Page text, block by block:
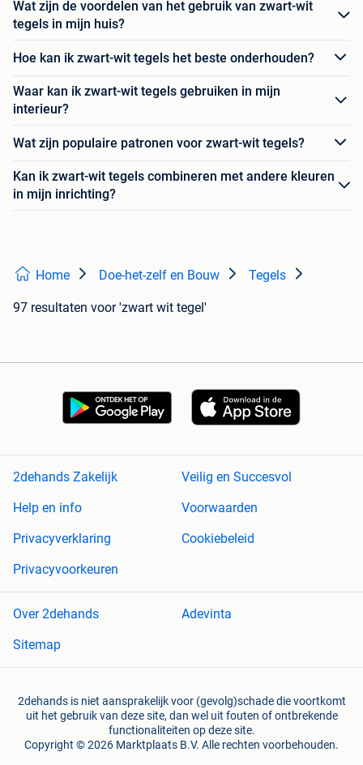
Wat zijn de voordelen van het gebruik van zwart-wit
tegels in mijn huis?
Hoe kan ik zwart-wit tegels het beste onderhouden?
Waar kan ik zwart-wit tegels gebruiken in mijn
interieur?
Wat zijn populaire patronen voor zwart-wit tegels?
Kan ik zwart-wit tegels combineren met andere kleuren
in mijn inrichting?
Home Doe-het-zelf en Bouw Tegels
97 resultaten voor 'zwart wit tegel'
2dehands Zakelijk
Veilig en Succesvol
Help en info
Voorwaarden
Privacyverklaring
Cookiebeleid
Privacyvoorkeuren
Over 2dehands
Adevinta
Sitemap
2dehands is niet aansprakelijk voor (gevolg)schade die voortkomt
uit het gebruik van deze site, dan wel uit fouten of ontbrekende
functionaliteiten op deze site.
Copyright © 2026 Marktplaats B.V. Alle rechten voorbehouden.